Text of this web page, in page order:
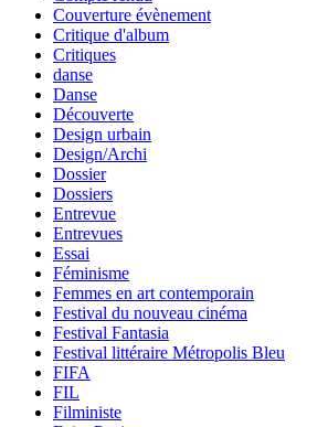
Couverture évènement
Critique d'album
Critiques
danse
Danse
Découverte
Design urbain
Design/Archi
Dossier
Dossiers
Entrevue
Entrevues
Essai
Féminisme
Femmes en art contemporain
Festival du nouveau cinéma
Festival Fantasia
Festival littéraire Métropolis Bleu
FIFA
FIL
Filministe